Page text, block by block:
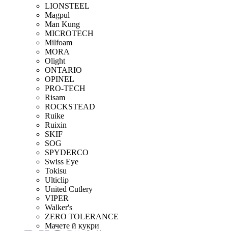
LIONSTEEL
Magpul
Man Kung
MICROTECH
Milfoam
MORA
Olight
ONTARIO
OPINEL
PRO-TECH
Risam
ROCKSTEAD
Ruike
Ruixin
SKIF
SOG
SPYDERCO
Swiss Eye
Tokisu
Ulticlip
United Cutlery
VIPER
Walker's
ZERO TOLERANCE
Мачете й кукри